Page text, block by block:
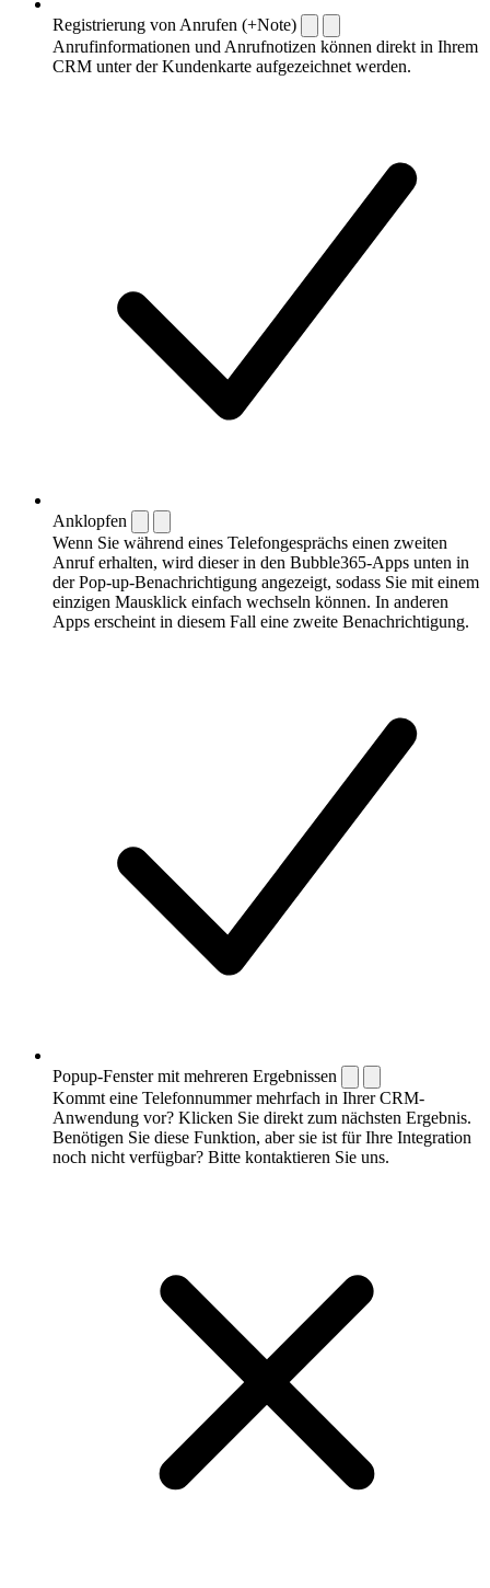
Registrierung von Anrufen (+Note)
Anrufinformationen und Anrufnotizen können direkt in Ihrem
CRM unter der Kundenkarte aufgezeichnet werden.
Anklopfen
Wenn Sie während eines Telefongesprächs einen zweiten
Anruf erhalten, wird dieser in den Bubble365-Apps unten in
der Pop-up-Benachrichtigung angezeigt, sodass Sie mit einem
einzigen Mausklick einfach wechseln können. In anderen
Apps erscheint in diesem Fall eine zweite Benachrichtigung.
Popup-Fenster mit mehreren Ergebnissen
Kommt eine Telefonnummer mehrfach in Ihrer CRM-
Anwendung vor? Klicken Sie direkt zum nächsten Ergebnis.
Benötigen Sie diese Funktion, aber sie ist für Ihre Integration
noch nicht verfügbar? Bitte kontaktieren Sie uns.